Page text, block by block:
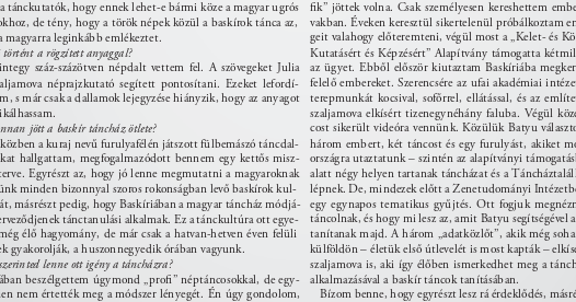
tánckutatók, hogy ennek lehet-e bármi köze a magyar ugrós
de tény, hogy a török népek közül a baskírok tánca az,
magyarra leginkább emlékeztet.
a rögzített anyaggal?
száz-százötven népdalt vettem fel. A szövegeket Julia
néprajzkutató segített pontosítani. Ezeket lefordí-
s már csak a dallamok lejegyzése hiányzik, hogy az anyagot
jött a baskír táncház ötlete?
a kuraj nevű furulyafélén játszott fülbemászó táncdal-
hallgattam, megfogalmazódott bennem egy kettős misz-
Egyrészt az, hogy jó lenne megmutatni a magyaroknak
minden bizonnyal szoros rokonságban levő baskírok kul-
másrészt pedig, hogy Baskíriában a magyar táncház módjá-
tánctanulási alkalmak. Ez a tánckultúra ott egye-
élő hagyomány, de már csak a hatvan-hetven éven felüli
gyakorolják, a huszonnegyedik órában vagyunk.
lenne ott igény a táncházra?
beszélgettem úgymond „proﬁ” néptáncosokkal, de egy-
nem értették meg a módszer lényegét. Én úgy gondolom,
ﬁk” jöttek volna. Csak személyesen kereshettem
vakban. Éveken keresztül sikertelenül próbálkoztam
geit valahogy előteremteni, végül most a „Kelet- és
Kutatásért és Képzésért” Alapítvány támogatta
az ügyet. Ebből először kiutaztam Baskíriába
felelő embereket. Szerencsére az ufai akadémiai
terepmunkát kocsival, sofőrrel, ellátással, és az
szaljamova elkísért tizenegynéhány faluba. Végül
cost sikerült videóra vennünk. Közülük Batyu
három embert, két táncost és egy furulyást, akiket
országra utaztatunk – szintén az alapítványi
alatt négy helyen tartanak táncházat és a
lépnek. De, mindezek előtt a Zenetudományi
egy egynapos tematikus gyűjtés. Ott fogjuk
táncolnak, és hogy mi lesz az, amit Batyu segítségével
tanítanak majd. A három „adatközlőt”, akik még
külföldön – életük első útlevelét is most kapták –
szaljamova is, aki így élőben ismerkedhet meg a
alkalmazásával a baskír táncok tanításában.
Bízom benne, hogy egyrészt lesz rá érdeklődés,